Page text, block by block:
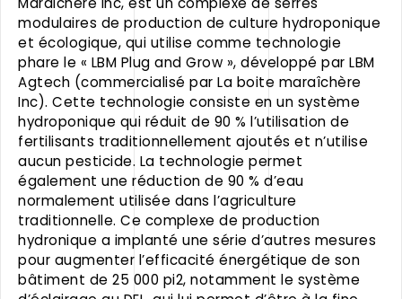
modulaires de production de culture hydroponique
et écologique, qui utilise comme technologie
phare le « LBM Plug and Grow », développé par LBM
Agtech (commercialisé par La boite maraîchère
Inc). Cette technologie consiste en un système
hydroponique qui réduit de 90 % l’utilisation de
fertilisants traditionnellement ajoutés et n’utilise
aucun pesticide. La technologie permet
également une réduction de 90 % d’eau
normalement utilisée dans l’agriculture
traditionnelle. Ce complexe de production
hydronique a implanté une série d’autres mesures
pour augmenter l’efficacité énergétique de son
bâtiment de 25 000 pi2, notamment le système